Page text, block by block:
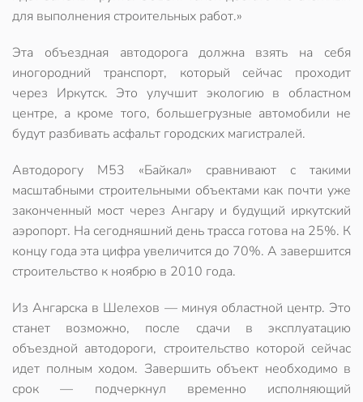
для выполнения строительных работ.»
Эта объездная автодорога должна взять на себя
иногородний транспорт, который сейчас проходит
через Иркутск. Это улучшит экологию в областном
центре, а кроме того, большегрузные автомобили не
будут разбивать асфальт городских магистралей.
Автодорогу М53 «Байкал» сравнивают с такими
масштабными строительными объектами как почти уже
законченный мост через Ангару и будущий иркутский
аэропорт. На сегодняшний день трасса готова на 25%. К
концу года эта цифра увеличится до 70%. А завершится
строительство к ноябрю в 2010 года.
Из Ангарска в Шелехов — минуя областной центр. Это
станет возможно, после сдачи в эксплуатацию
объездной автодороги, строительство которой сейчас
идет полным ходом. Завершить объект необходимо в
срок — подчеркнул временно исполняющий